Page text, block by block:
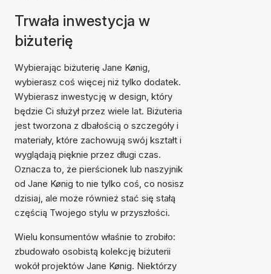
Trwała inwestycja w
biżuterię
Wybierając biżuterię Jane Kønig,
wybierasz coś więcej niż tylko dodatek.
Wybierasz inwestycję w design, który
będzie Ci służył przez wiele lat. Biżuteria
jest tworzona z dbałością o szczegóły i
materiały, które zachowują swój kształt i
wyglądają pięknie przez długi czas.
Oznacza to, że pierścionek lub naszyjnik
od Jane Kønig to nie tylko coś, co nosisz
dzisiaj, ale może również stać się stałą
częścią Twojego stylu w przyszłości.
Wielu konsumentów właśnie to zrobiło:
zbudowało osobistą kolekcję biżuterii
wokół projektów Jane Kønig. Niektórzy